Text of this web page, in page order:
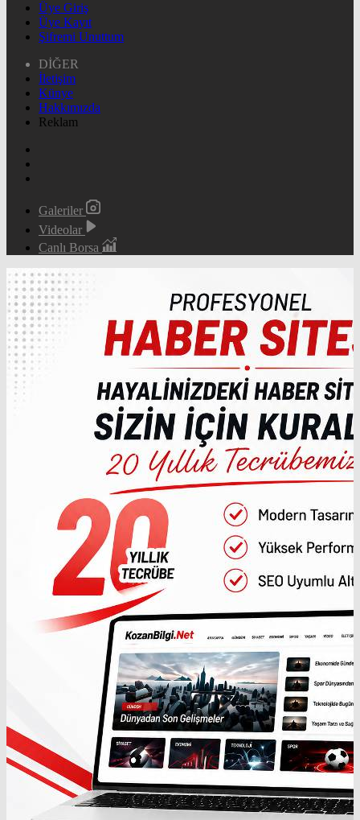
Üye Giriş
Üye Kayıt
Şifremi Unuttum
DİĞER
İletişim
Künye
Hakkımızda
Reklam
Galeriler
Videolar
Canlı Borsa